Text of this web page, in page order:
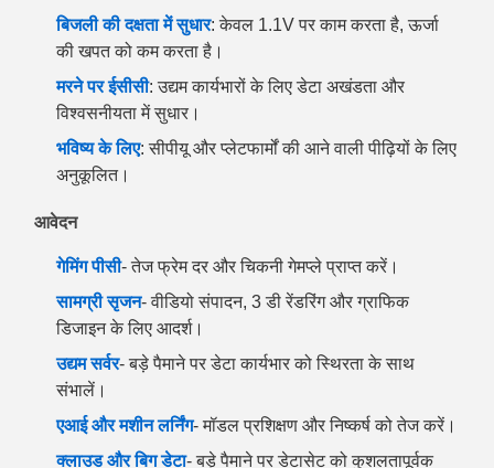
बिजली की दक्षता में सुधार: केवल 1.1V पर काम करता है, ऊर्जा
की खपत को कम करता है।
मरने पर ईसीसी: उद्यम कार्यभारों के लिए डेटा अखंडता और
विश्वसनीयता में सुधार।
भविष्य के लिए: सीपीयू और प्लेटफार्मों की आने वाली पीढ़ियों के लिए
अनुकूलित।
आवेदन
गेमिंग पीसी- तेज फ्रेम दर और चिकनी गेमप्ले प्राप्त करें।
सामग्री सृजन- वीडियो संपादन, 3 डी रेंडरिंग और ग्राफिक
डिजाइन के लिए आदर्श।
उद्यम सर्वर- बड़े पैमाने पर डेटा कार्यभार को स्थिरता के साथ
संभालें।
एआई और मशीन लर्निंग- मॉडल प्रशिक्षण और निष्कर्ष को तेज करें।
क्लाउड और बिग डेटा- बड़े पैमाने पर डेटासेट को कुशलतापूर्वक